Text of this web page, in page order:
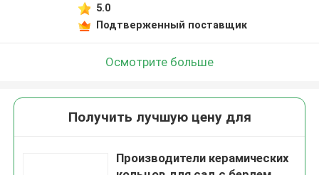
5.0
Подтверженный поставщик
Осмотрите больше
Получить лучшую цену для
Производители керамических